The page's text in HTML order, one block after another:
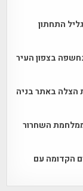
התחתון
מפוארת בת 1,600 שנה נחשפה בצפון העיר
בחפירות הצלה באתר בניה
השחרור
הקדומה עם